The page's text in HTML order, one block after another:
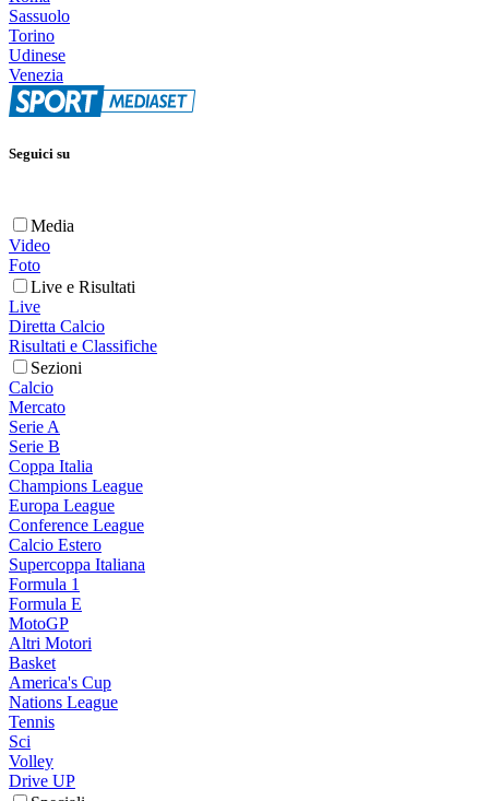
Sassuolo
Torino
Udinese
Venezia
Seguici su
Media
Video
Foto
Live e Risultati
Live
Diretta Calcio
Risultati e Classifiche
Sezioni
Calcio
Mercato
Serie A
Serie B
Coppa Italia
Champions League
Europa League
Conference League
Calcio Estero
Supercoppa Italiana
Formula 1
Formula E
MotoGP
Altri Motori
Basket
America's Cup
Nations League
Tennis
Sci
Volley
Drive UP